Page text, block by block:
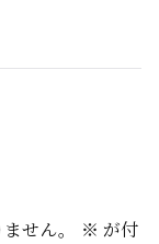
せん。 ※ が付